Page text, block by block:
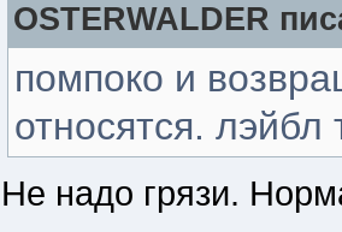
OSTERWALDER
помпоко и
относятся. лэйбл
Не надо грязи.